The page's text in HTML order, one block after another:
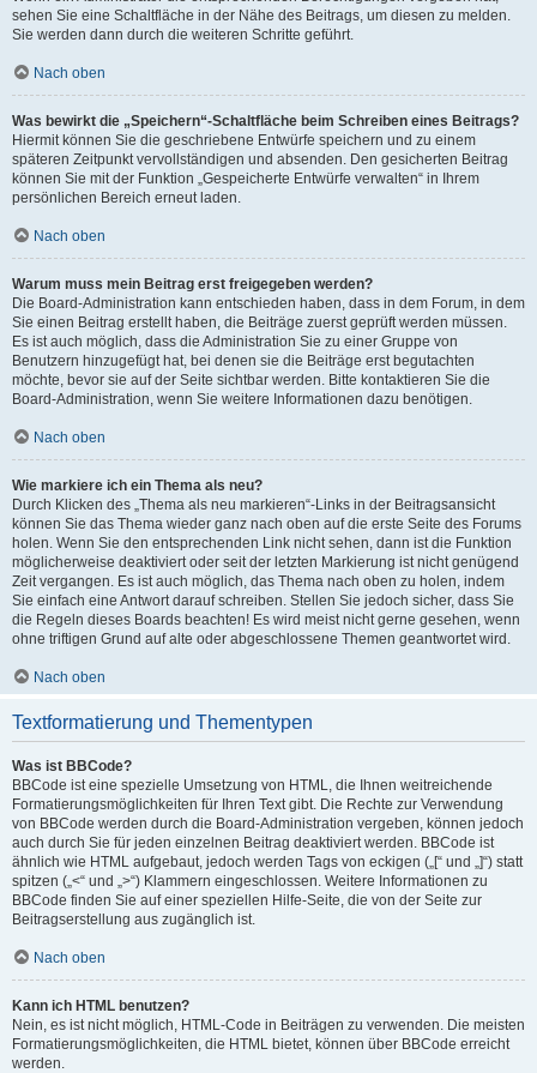
sehen Sie eine Schaltfläche in der Nähe des Beitrags, um diesen zu melden.
Sie werden dann durch die weiteren Schritte geführt.
Nach oben
Was bewirkt die „Speichern“-Schaltfläche beim Schreiben eines Beitrags?
Hiermit können Sie die geschriebene Entwürfe speichern und zu einem
späteren Zeitpunkt vervollständigen und absenden. Den gesicherten Beitrag
können Sie mit der Funktion „Gespeicherte Entwürfe verwalten“ in Ihrem
persönlichen Bereich erneut laden.
Nach oben
Warum muss mein Beitrag erst freigegeben werden?
Die Board-Administration kann entschieden haben, dass in dem Forum, in dem
Sie einen Beitrag erstellt haben, die Beiträge zuerst geprüft werden müssen.
Es ist auch möglich, dass die Administration Sie zu einer Gruppe von
Benutzern hinzugefügt hat, bei denen sie die Beiträge erst begutachten
möchte, bevor sie auf der Seite sichtbar werden. Bitte kontaktieren Sie die
Board-Administration, wenn Sie weitere Informationen dazu benötigen.
Nach oben
Wie markiere ich ein Thema als neu?
Durch Klicken des „Thema als neu markieren“-Links in der Beitragsansicht
können Sie das Thema wieder ganz nach oben auf die erste Seite des Forums
holen. Wenn Sie den entsprechenden Link nicht sehen, dann ist die Funktion
möglicherweise deaktiviert oder seit der letzten Markierung ist nicht genügend
Zeit vergangen. Es ist auch möglich, das Thema nach oben zu holen, indem
Sie einfach eine Antwort darauf schreiben. Stellen Sie jedoch sicher, dass Sie
die Regeln dieses Boards beachten! Es wird meist nicht gerne gesehen, wenn
ohne triftigen Grund auf alte oder abgeschlossene Themen geantwortet wird.
Nach oben
Textformatierung und Thementypen
Was ist BBCode?
BBCode ist eine spezielle Umsetzung von HTML, die Ihnen weitreichende
Formatierungsmöglichkeiten für Ihren Text gibt. Die Rechte zur Verwendung
von BBCode werden durch die Board-Administration vergeben, können jedoch
auch durch Sie für jeden einzelnen Beitrag deaktiviert werden. BBCode ist
ähnlich wie HTML aufgebaut, jedoch werden Tags von eckigen („[“ und „]“) statt
spitzen („<“ und „>“) Klammern eingeschlossen. Weitere Informationen zu
BBCode finden Sie auf einer speziellen Hilfe-Seite, die von der Seite zur
Beitragserstellung aus zugänglich ist.
Nach oben
Kann ich HTML benutzen?
Nein, es ist nicht möglich, HTML-Code in Beiträgen zu verwenden. Die meisten
Formatierungsmöglichkeiten, die HTML bietet, können über BBCode erreicht
werden.